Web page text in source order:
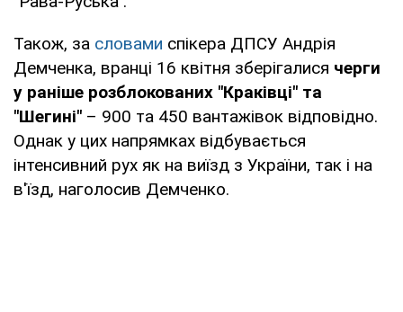
Також, за словами спікера ДПСУ Андрія
Демченка, вранці 16 квітня зберігалися черги
у раніше розблокованих "Краківці" та
"Шегині" – 900 та 450 вантажівок відповідно.
Однак у цих напрямках відбувається
інтенсивний рух як на виїзд з України, так і на
в'їзд, наголосив Демченко.